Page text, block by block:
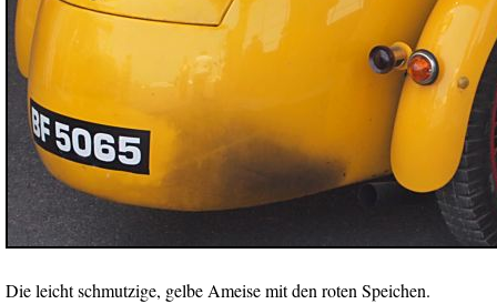
Die leicht schmutzige, gelbe Ameise mit den roten Speichen.